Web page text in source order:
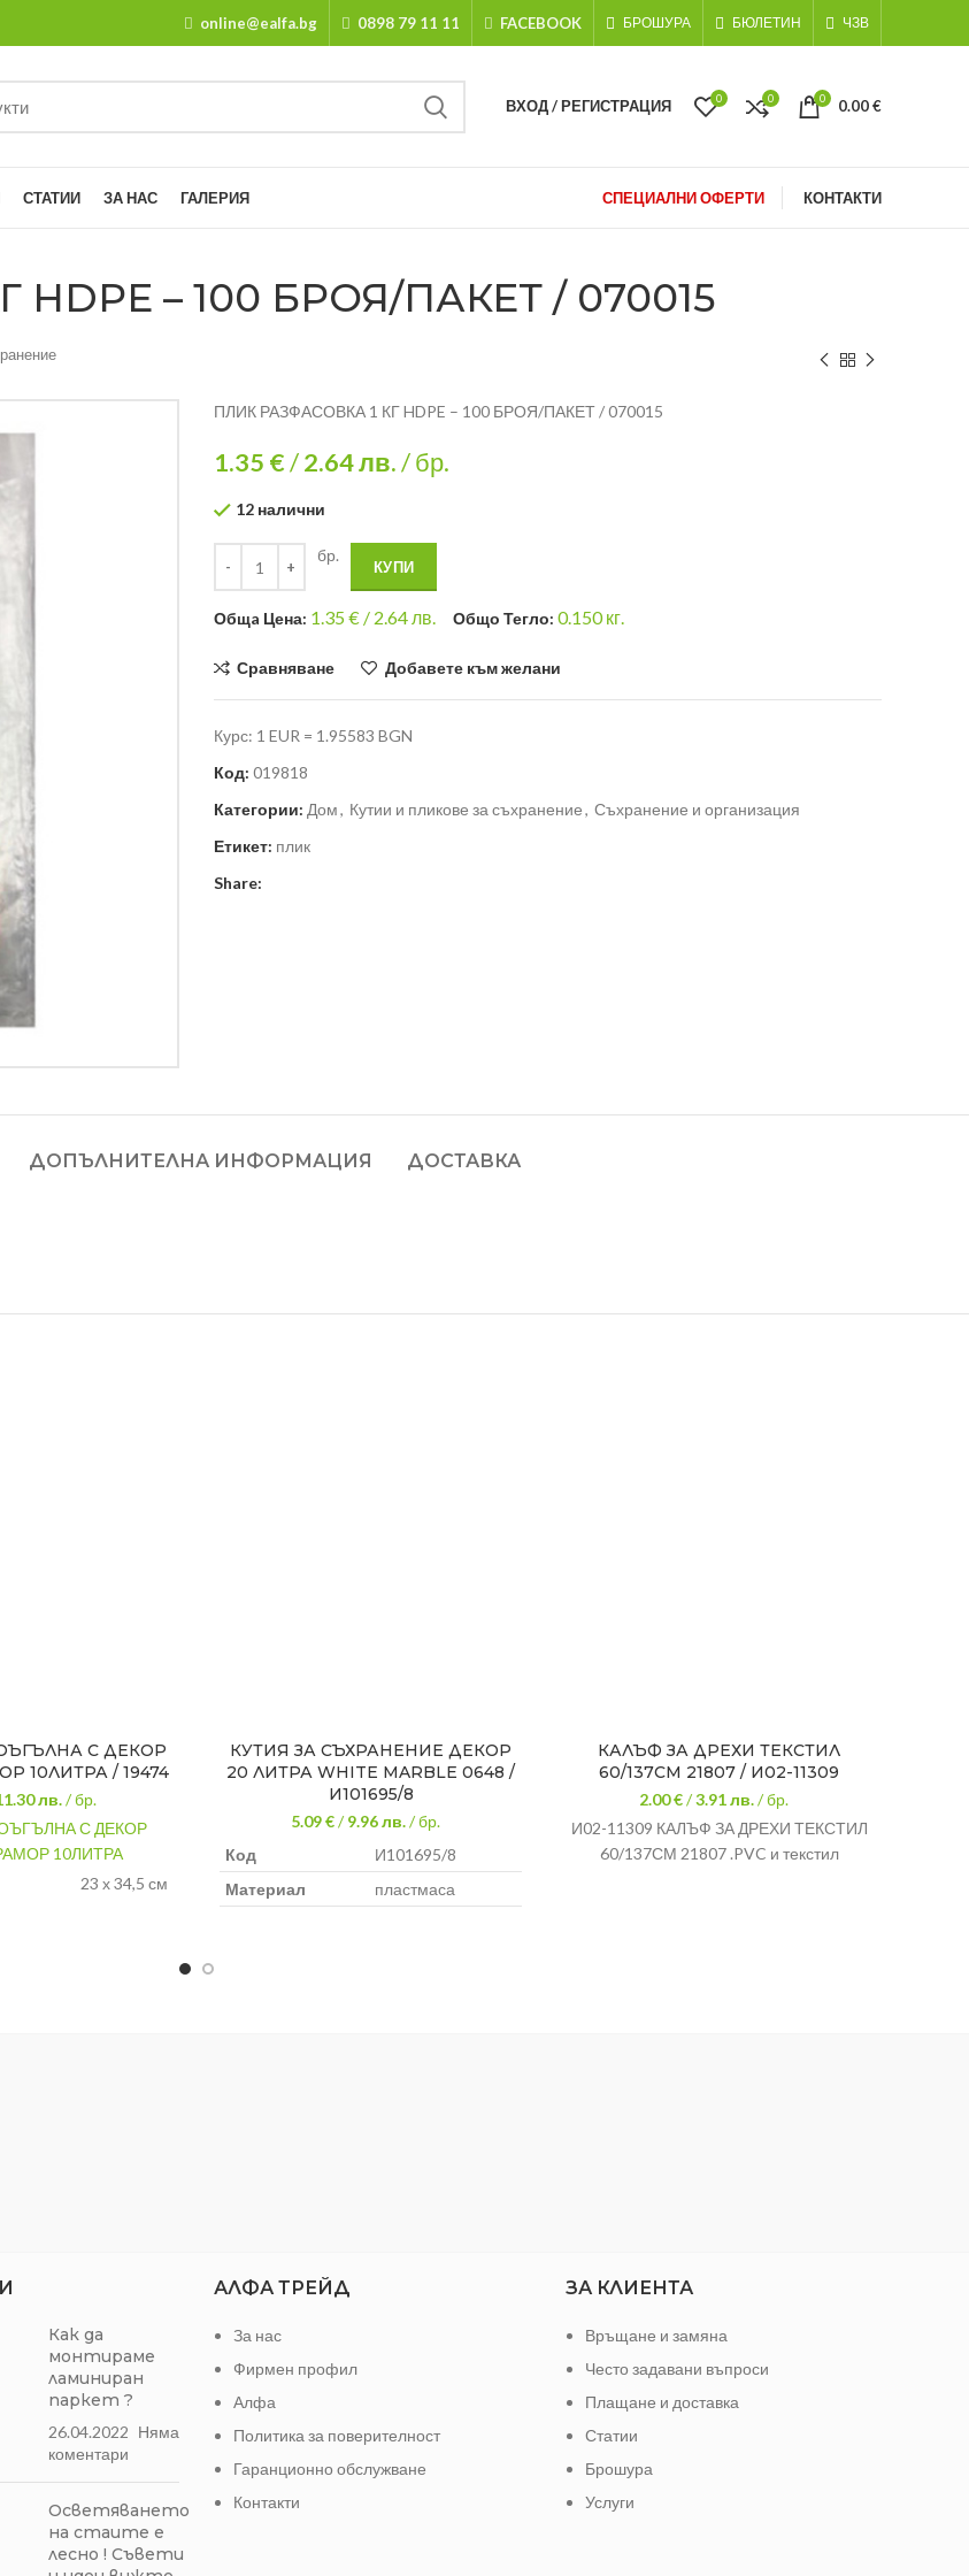
online@ealfa.bg 0898 79 11 11 FACEBOOK БРОШУРА БЮЛЕТИН ЧЗВ
ВХОД / РЕГИСТРАЦИЯ 0 0 0 0.00€
СТАТИИ ЗА НАС ГАЛЕРИЯ СПЕЦИАЛНИ ОФЕРТИ КОНТАКТИ
– 100 БРОЯ/ПАКЕТ / 070015
ПЛИК РАЗФАСОВКА 1 КГ HDPE – 100 БРОЯ/ПАКЕТ / 070015
1.35 €/2.64лв./ бр.
12 налични
бр.
КУПИ
Общa Цена: 1.35€ / 2.64 лв. Общо Тегло: 0.150кг.
Сравняване Добавете към желани
Курс: 1 EUR = 1.95583 BGN
Код: 019818
Категории: Дом, Кутии и пликове за съхранение, Съхранение и организация
Етикет: плик
Share:
ДОПЪЛНИТЕЛНА ИНФОРМАЦИЯ ДОСТАВКА
С ДЕКОР
10ЛИТРА / 19474
лв. / бр.
С ДЕКОР
10ЛИТРА
23 х 34,5 см
КУТИЯ ЗА СЪХРАНЕНИЕ ДЕКОР
20 ЛИТРА WHITE MARBLE 0648 /
И101695/8
5.09 €/9.96лв. / бр.
Код
И101695/8
Материал
пластмаса
КАЛЪФ ЗА ДРЕХИ ТЕКСТИЛ
60/137СМ 21807 / И02-11309
2.00 €/3.91лв. / бр.
И02-11309 КАЛЪФ ЗА ДРЕХИ ТЕКСТИЛ
60/137СМ 21807 .PVC и текстил
Как да
монтираме
ламиниран
паркет ?
26.04.2022 Няма
коментари
Осветяването
на стаите е
лесно ! Съвети
АЛФА ТРЕЙД
За нас
Фирмен профил
Алфа
Политика за поверителност
Гаранционно обслужване
Контакти
ЗА КЛИЕНТА
Връщане и замяна
Често задавани въпроси
Плащане и доставка
Статии
Брошура
Услуги